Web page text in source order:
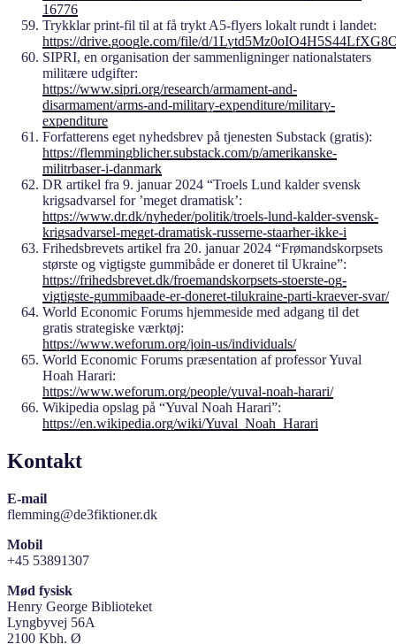
16776
Trykklar print-fil til at få trykt A5-flyers lokalt rundt i landet:
https://drive.google.com/file/d/
SIPRI, en organisation der sammenligninger nationalstaters
militære udgifter:
https://www.sipri.org/research/armament-and-
disarmament/arms-and-military-expenditure/military-
expenditure
Forfatterens eget nyhedsbrev på tjenesten Substack (gratis):
https://flemmingblicher.substack.com/p/amerikanske-
militrbaser-i-danmark
DR artikel fra 9. januar 2024 “Troels Lund kalder svensk
krigsadvarsel for ’meget dramatisk’:
https://www.dr.dk/nyheder/politik/troels-lund-kalder-svensk-
krigsadvarsel-meget-dramatisk-russerne-staarher-ikke-i
Frihedsbrevets artikel fra 20. januar 2024 “Frømandskorpsets
største og vigtigste gummibåde er doneret til Ukraine”:
https://frihedsbrevet.dk/froemandskorpsets-stoerste-og-
vigtigste-gummibaade-er-doneret-tilukraine-parti-kraever-svar/
World Economic Forums hjemmeside med adgang til det
gratis strategiske værktøj:
https://www.weforum.org/join-us/individuals/
World Economic Forums præsentation af professor Yuval
Hoah Harari:
https://www.weforum.org/people/yuval-noah-harari/
Wikipedia opslag på “Yuval Noah Harari”:
https://en.wikipedia.org/wiki/Yuval_Noah_Harari
Kontakt
E-mail
flemming@de3fiktioner.dk
Mobil
+45 53891307
Mød fysisk
Henry George Biblioteket
Lyngbyvej 56A
2100 Kbh. Ø